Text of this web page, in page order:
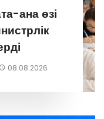
ана өзі
08.08.2026